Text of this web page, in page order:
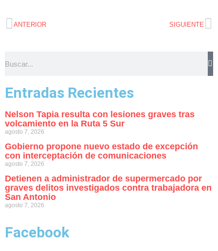
ANTERIOR SIGUIENTE
Entradas Recientes
Nelson Tapia resulta con lesiones graves tras
volcamiento en la Ruta 5 Sur
agosto 7, 2026
Gobierno propone nuevo estado de excepción
con interceptación de comunicaciones
agosto 7, 2026
Detienen a administrador de supermercado por
graves delitos investigados contra trabajadora en
San Antonio
agosto 7, 2026
Facebook